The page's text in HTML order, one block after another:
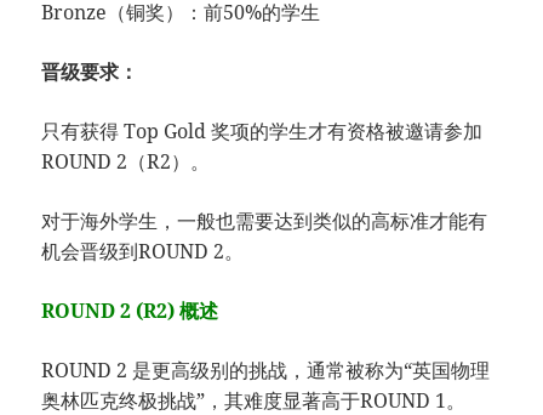
Bronze（铜奖）：前50%的学生
晋级要求：
只有获得 Top Gold 奖项的学生才有资格被邀请参加
ROUND 2（R2）。
对于海外学生，一般也需要达到类似的高标准才能有
机会晋级到ROUND 2。
ROUND 2 (R2) 概述
ROUND 2 是更高级别的挑战，通常被称为“英国物理
奥林匹克终极挑战”，其难度显著高于ROUND 1。